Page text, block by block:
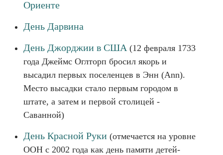
Ориенте
День Дарвина
День Джорджии в США(12 февраля 1733
года Джеймс Оглторп бросил якорь и
высадил первых поселенцев в Энн (Ann).
Место высадки стало первым городом в
штате, а затем и первой столицей -
Саванной)
День Красной Руки (отмечается на уровне
ООН с 2002 года как день памяти детей-